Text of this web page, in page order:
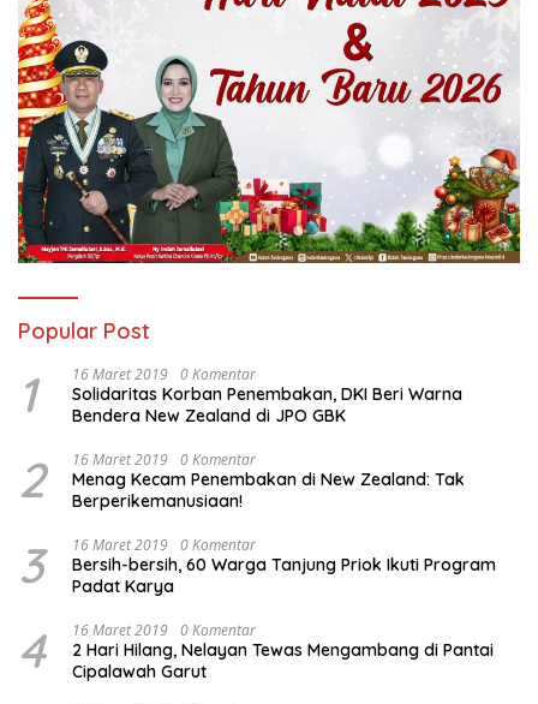
Popular Post
1 16 Maret 2019 0 Komentar
Solidaritas Korban Penembakan, DKI Beri Warna
Bendera New Zealand di JPO GBK
2 16 Maret 2019 0 Komentar
Menag Kecam Penembakan di New Zealand: Tak
Berperikemanusiaan!
3 16 Maret 2019 0 Komentar
Bersih-bersih, 60 Warga Tanjung Priok Ikuti Program
Padat Karya
4 16 Maret 2019 0 Komentar
2 Hari Hilang, Nelayan Tewas Mengambang di Pantai
Cipalawah Garut